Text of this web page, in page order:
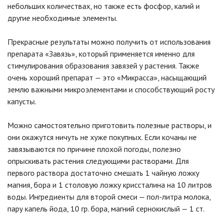
небольших количествах, но также есть фосфор, калий и
другие необходимые элементы.
Прекрасные результаты можно получить от использования
препарата «Завязь», который применяется именно для
стимулирования образования завязей у растения. Также
очень хороший препарат — это «Микрасса», насыщающий
землю важными микроэлементами и способствующий росту
капусты.
Можно самостоятельно приготовить полезные растворы, и
они окажутся ничуть не хуже покупных. Если кочаны не
завязываются по причине плохой погоды, полезно
опрыскивать растения следующими растворами. Для
первого раствора достаточно смешать 1 чайную ложку
магния, бора и 1 столовую ложку криссталина на 10 литров
воды. Ингредиенты для второй смеси — пол-литра молока,
пару капель йода, 10 гр. бора, магний сернокислый — 1 ст.